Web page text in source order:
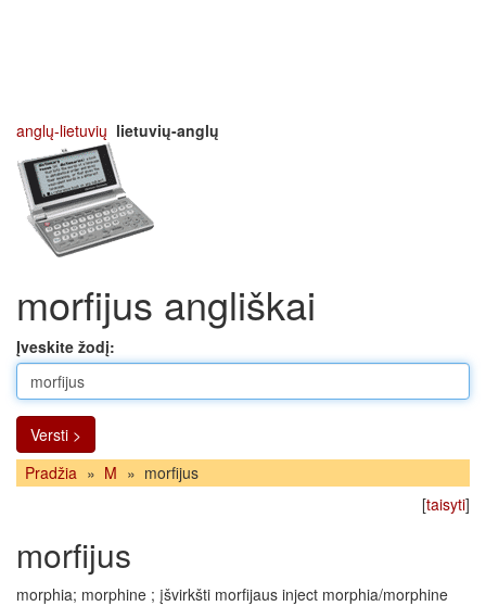
anglų-lietuvių lietuvių-anglų
morfijus angliškai
Įveskite žodį:
Versti >
Pradžia » M » morfijus
[taisyti]
morfijus
morphia; morphine ; įšvirkšti morfijaus inject morphia/morphine